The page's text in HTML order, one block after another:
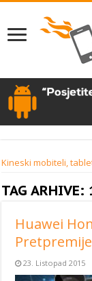
Kineski mobiteli,
TAG ARHIVE:
Huawei
23. Listopad 2015